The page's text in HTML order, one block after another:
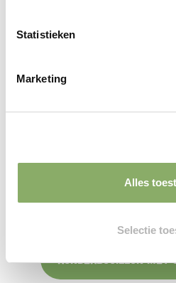
Statistieken
Marketing
Alles
Selectie
kennis en moderne
Het biedt ondersteuning
grasgevoerd vlees.
voedingspatroon. Met
voedende
Runderbouillon met